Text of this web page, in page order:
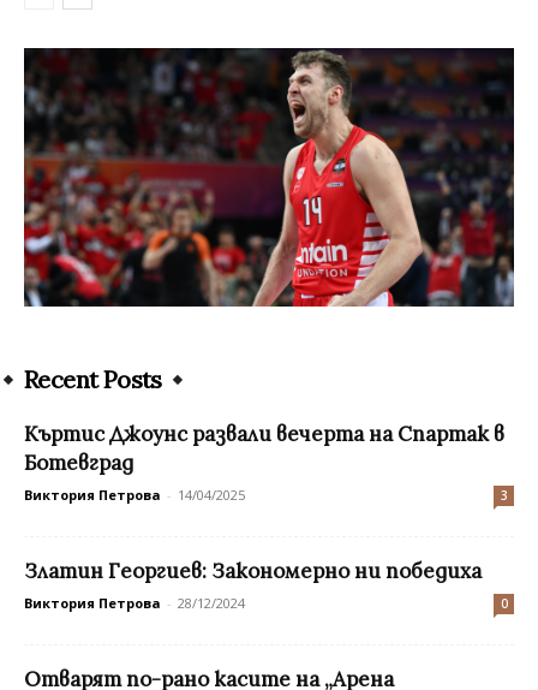
Recent Posts
Къртис Джоунс развали вечерта на Спартак в
Ботевград
Виктория Петрова - 14/04/2025 3
Златин Георгиев: Закономерно ни победиха
Виктория Петрова - 28/12/2024 0
Отварят по-рано касите на „Арена